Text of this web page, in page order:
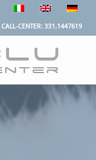
CALL-CENTER: 331.1447619